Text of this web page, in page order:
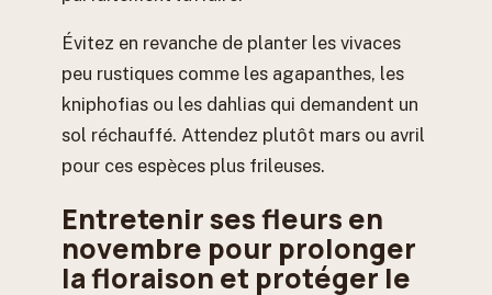
Évitez en revanche de planter les vivaces
peu rustiques comme les agapanthes, les
kniphofias ou les dahlias qui demandent un
sol réchauffé. Attendez plutôt mars ou avril
pour ces espèces plus frileuses.
Entretenir ses fleurs en
novembre pour prolonger
la floraison et protéger le